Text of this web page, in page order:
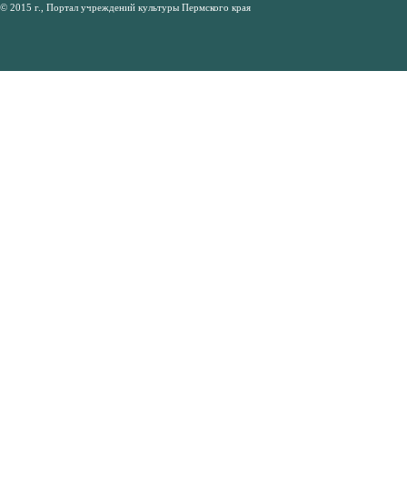
© 2015 г., Портал учреждений культуры Пермского края